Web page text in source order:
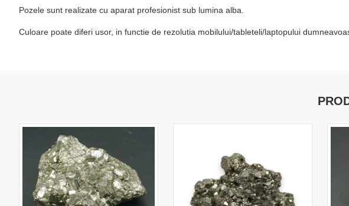
Pozele sunt realizate cu aparat profesionist sub lumina alba.
Culoare poate diferi usor, in functie de rezolutia mobilului/tableteli/laptopului